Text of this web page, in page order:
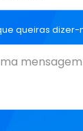
queiras